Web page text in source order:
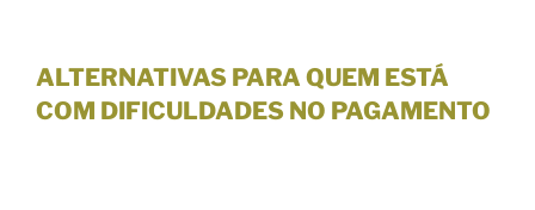
ALTERNATIVAS PARA QUEM ESTÁ
COM DIFICULDADES NO PAGAMENTO